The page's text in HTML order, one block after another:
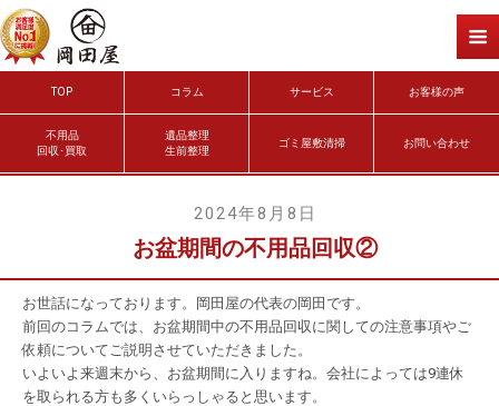
TOP コラム サービス お客様の声
不用品
回収･買取
遺品整理
生前整理
ゴミ屋敷清掃 お問い合わせ
2024年8月8日
お盆期間の不用品回収②
お世話になっております。岡田屋の代表の岡田です。
前回のコラムでは、お盆期間中の不用品回収に関しての注意事項やご
依頼についてご説明させていただきました。
いよいよ来週末から、お盆期間に入りますね。会社によっては9連休
を取られる方も多くいらっしゃると思います。